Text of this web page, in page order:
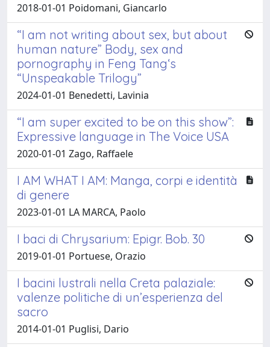
2018-01-01 Poidomani, Giancarlo
“I am not writing about sex, but about
human nature” Body, sex and
pornography in Feng Tang‘s
“Unspeakable Trilogy”
2024-01-01 Benedetti, Lavinia
“I am super excited to be on this show”:
Expressive language in The Voice USA
2020-01-01 Zago, Raffaele
I AM WHAT I AM: Manga, corpi e identità
di genere
2023-01-01 LA MARCA, Paolo
I baci di Chrysarium: Epigr. Bob. 30
2019-01-01 Portuese, Orazio
I bacini lustrali nella Creta palaziale:
valenze politiche di un’esperienza del
sacro
2014-01-01 Puglisi, Dario